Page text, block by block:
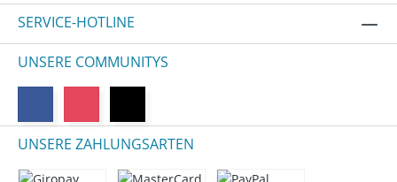
SERVICE-HOTLINE
UNSERE COMMUNITYS
UNSERE ZAHLUNGSARTEN